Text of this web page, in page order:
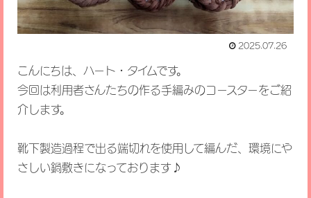
2025.07.26
こんにちは、ハート・タイムです。
今回は利用者さんたちの作る手編みのコースターをご紹
介します。
靴下製造過程で出る端切れを使用して編んだ、環境にや
さしい鍋敷きになっております♪